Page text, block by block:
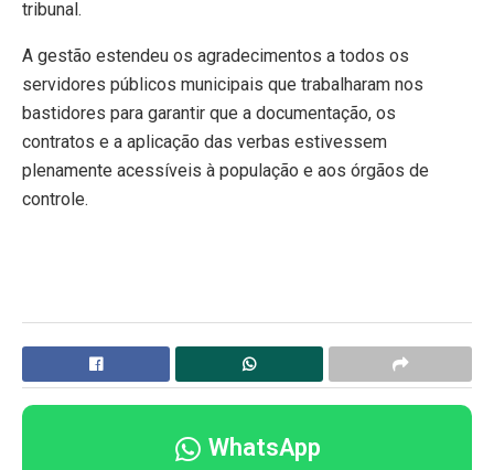
tribunal.
A gestão estendeu os agradecimentos a todos os
servidores públicos municipais que trabalharam nos
bastidores para garantir que a documentação, os
contratos e a aplicação das verbas estivessem
plenamente acessíveis à população e aos órgãos de
controle.
WhatsApp